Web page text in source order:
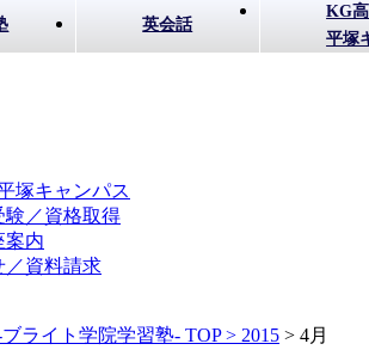
英会話
KG
平塚
塚キャンパス
験／資格取得
案内
／資料請求
ライト学院学習塾- TOP > 2015 > 4月